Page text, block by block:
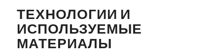
ТЕХНОЛОГИИ И
ИСПОЛЬЗУЕМЫЕ
МАТЕРИАЛЫ